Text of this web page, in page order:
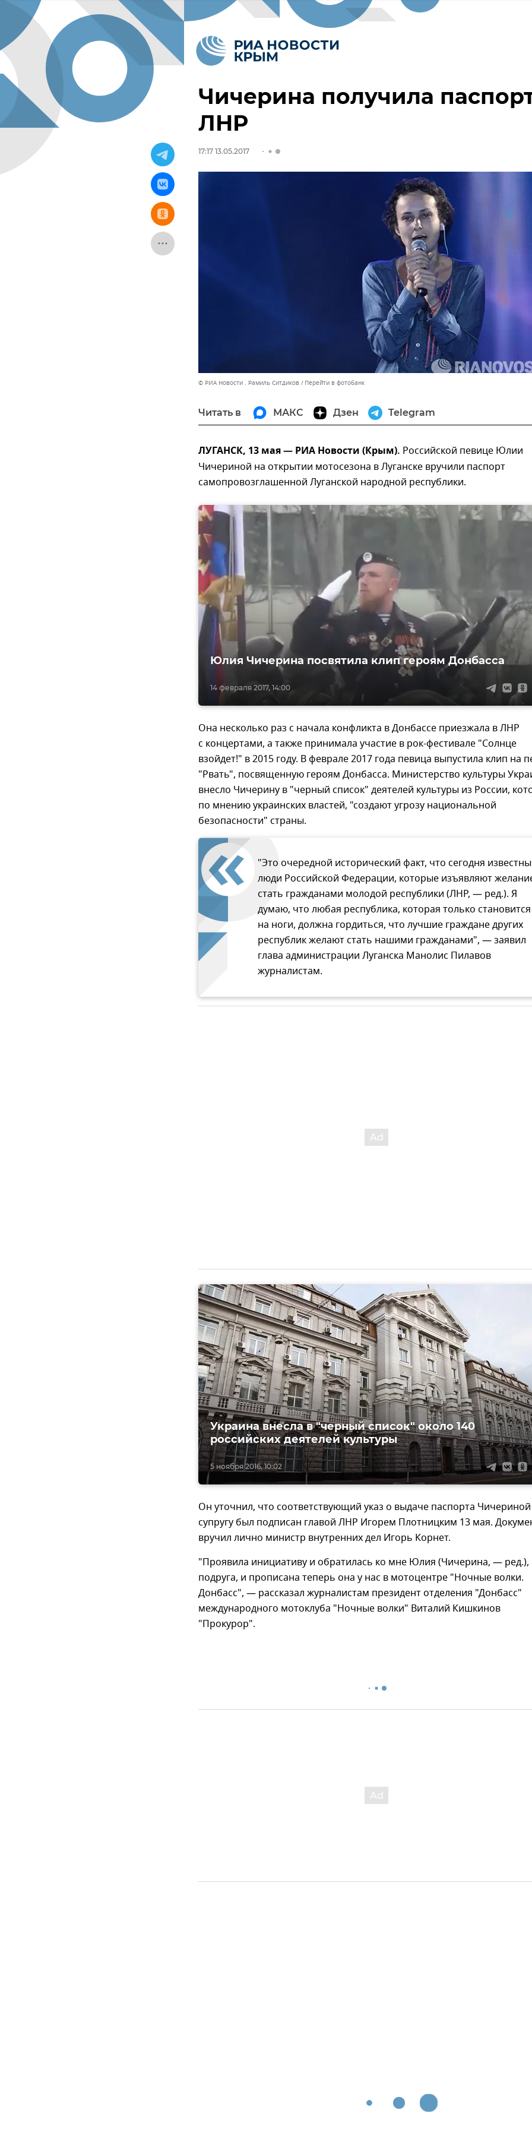
Чичерина получила
ЛНР
17:17 13.05.2017
© РИА Новости . Рамиль Ситдиков Перейти в фотобанк
Читать в МАКС Дзен Telegram
ЛУГАНСК, 13 мая — РИА Новости (Крым). Российской певице Юлии
Чичериной на открытии мотосезона в Луганске вручили паспорт
самопровозглашенной Луганской народной республики.
14 февраля 2017, 14:00
Юлия Чичерина посвятила клип героям Донбасса
Она несколько раз с начала конфликта в Донбассе приезжала в ЛНР
с концертами, а также принимала участие в рок-фестивале "Солнце
взойдет!" в 2015 году. В феврале 2017 года певица выпустила клип на
"Рвать", посвященную героям Донбасса. Министерство культуры
внесло Чичерину в "черный список" деятелей культуры из России,
по мнению украинских властей, "создают угрозу национальной
безопасности" страны.
"Это очередной исторический факт, что сегодня
люди Российской Федерации, которые изъявляют
стать гражданами молодой республики (ЛНР, — ред.). Я
думаю, что любая республика, которая только становится
на ноги, должна гордиться, что лучшие граждане других
республик желают стать нашими гражданами", — заявил
глава администрации Луганска Манолис Пилавов
журналистам.
5 ноября 2016, 10:02
Украина внесла в "черный список" около 140
российских деятелей культуры
Он уточнил, что соответствующий указ о выдаче паспорта
супругу был подписан главой ЛНР Игорем Плотницким 13 мая.
вручил лично министр внутренних дел Игорь Корнет.
"Проявила инициативу и обратилась ко мне Юлия (Чичерина, —
подруга, и прописана теперь она у нас в мотоцентре "Ночные волки.
Донбасс", — рассказал журналистам президент отделения "Донбасс"
международного мотоклуба "Ночные волки" Виталий Кишкинов
"Прокурор".